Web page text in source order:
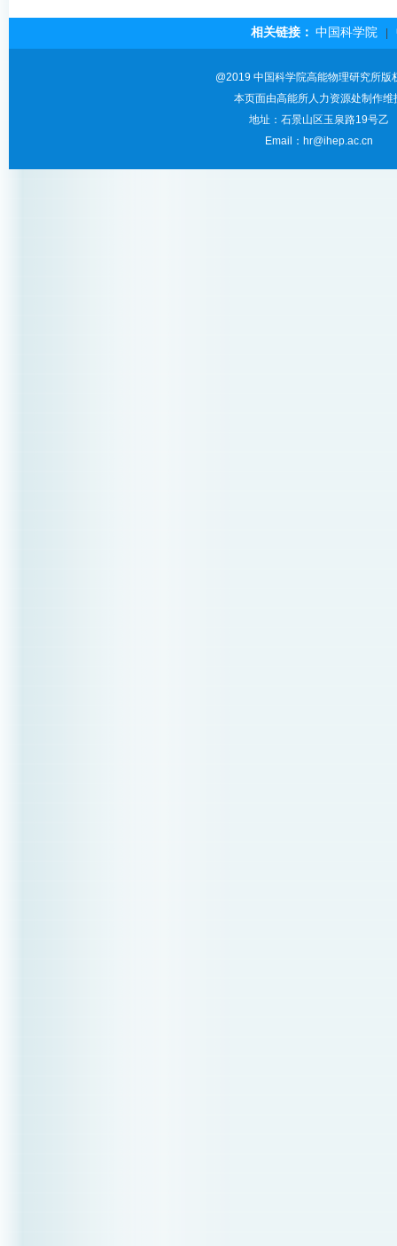
相关链接： 中国科学院
@2019 中国科学院高能物理研究所版
本页面由高能所人力资源处制作维
地址：石景山区玉泉路19号乙
Email：hr@ihep.ac.cn